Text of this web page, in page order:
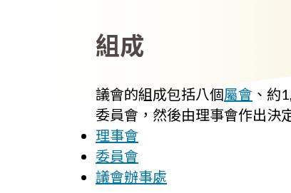
組成
議會的組成包括八個屬會 、約
委員會，然後由理事會作出決
理事會
委員會
議會辦事處